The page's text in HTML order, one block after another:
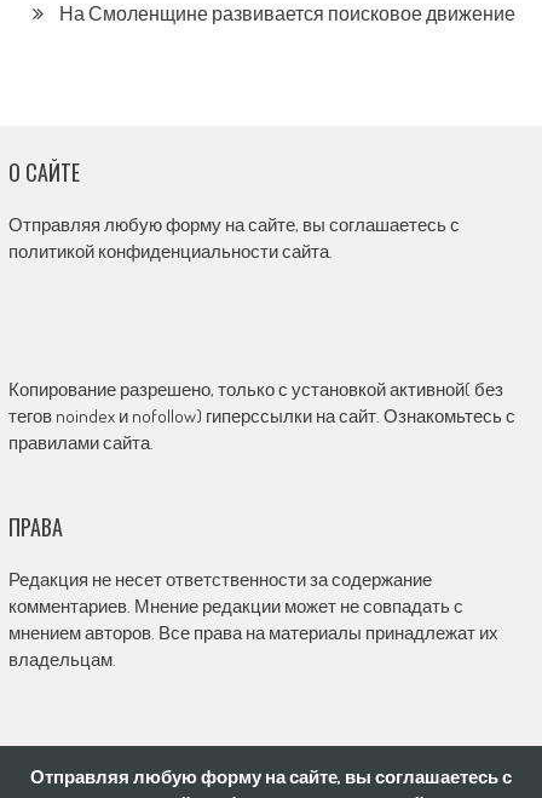
На Смоленщине развивается поисковое движение
О САЙТЕ
Отправляя любую форму на сайте, вы соглашаетесь с
политикой конфиденциальности сайта.
Копирование разрешено, только с установкой активной( без
тегов noindex и nofollow) гиперссылки на сайт. Ознакомьтесь с
правилами сайта.
ПРАВА
Редакция не несет ответственности за содержание
комментариев. Мнение редакции может не совпадать с
мнением авторов. Все права на материалы принадлежат их
владельцам.
Отправляя любую форму на сайте, вы соглашаетесь с